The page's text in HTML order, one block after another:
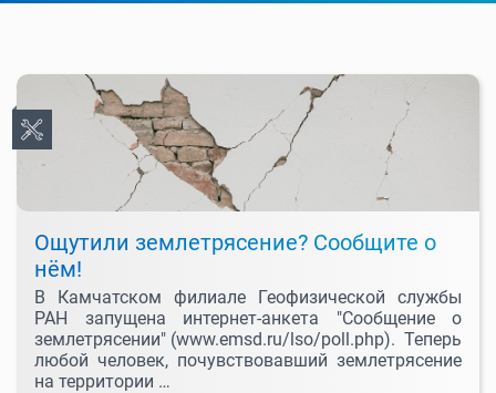
Ощутили землетрясение? Сообщите о
нём!
В Камчатском филиале Геофизической службы
РАН запущена интернет-анкета "Сообщение о
землетрясении" (www.emsd.ru/lso/poll.php). Теперь
любой человек, почувствовавший землетрясение
на территории …